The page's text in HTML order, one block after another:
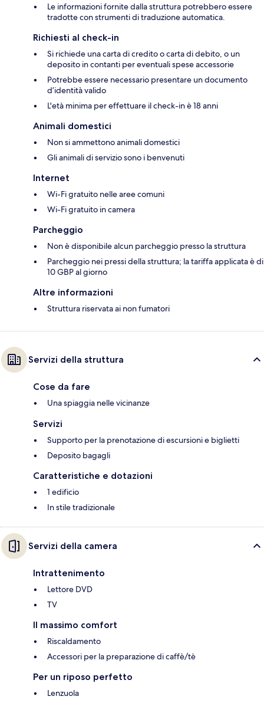
Le informazioni fornite dalla struttura potrebbero essere
tradotte con strumenti di traduzione automatica.
Richiesti al check-in
Si richiede una carta di credito o carta di debito, o un
deposito in contanti per eventuali spese accessorie
Potrebbe essere necessario presentare un documento
d’identità valido
L'età minima per effettuare il check-in è 18 anni
Animali domestici
Non si ammettono animali domestici
Gli animali di servizio sono i benvenuti
Internet
Wi-Fi gratuito nelle aree comuni
Wi-Fi gratuito in camera
Parcheggio
Non è disponibile alcun parcheggio presso la struttura
Parcheggio nei pressi della struttura; la tariffa applicata è di
10 GBP al giorno
Altre informazioni
Struttura riservata ai non fumatori
Servizi della struttura
Cose da fare
Una spiaggia nelle vicinanze
Servizi
Supporto per la prenotazione di escursioni e biglietti
Deposito bagagli
Caratteristiche e dotazioni
1 edificio
In stile tradizionale
Servizi della camera
Intrattenimento
Lettore DVD
TV
Il massimo comfort
Riscaldamento
Accessori per la preparazione di caffè/tè
Per un riposo perfetto
Lenzuola